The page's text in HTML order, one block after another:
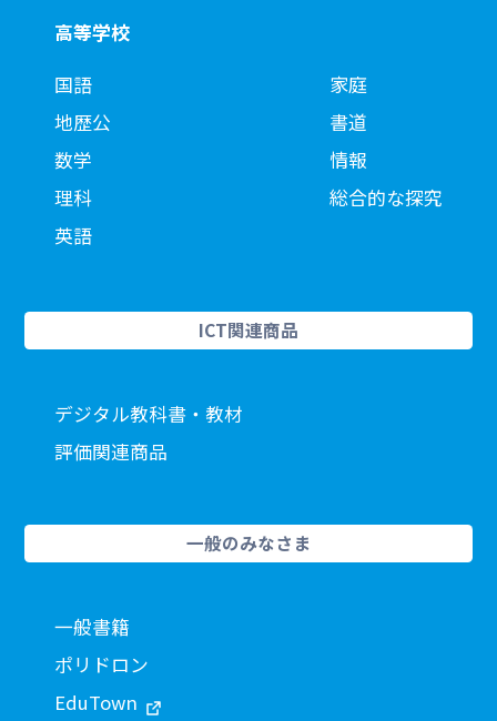
高等学校
国語
地歴公
数学
理科
英語
家庭
書道
情報
総合的な探究
ICT関連商品
デジタル教科書・教材
評価関連商品
一般のみなさま
一般書籍
ポリドロン
EduTown